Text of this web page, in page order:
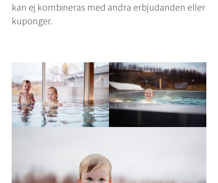
KIRUNA
Klä dig rätt
Ta sig till oss
Midnattssol i Kiruna
Norrsken i Kiruna
Sök
kan ej kombineras med andra erbjudanden eller
kuponger.